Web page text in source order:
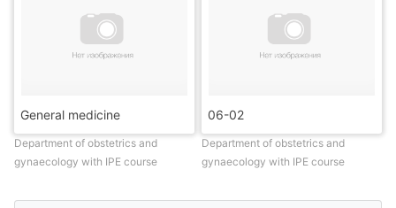
General medicine
Department of obstetrics and
gynaecology with IPE course
06-02
Department of obstetrics and
gynaecology with IPE course